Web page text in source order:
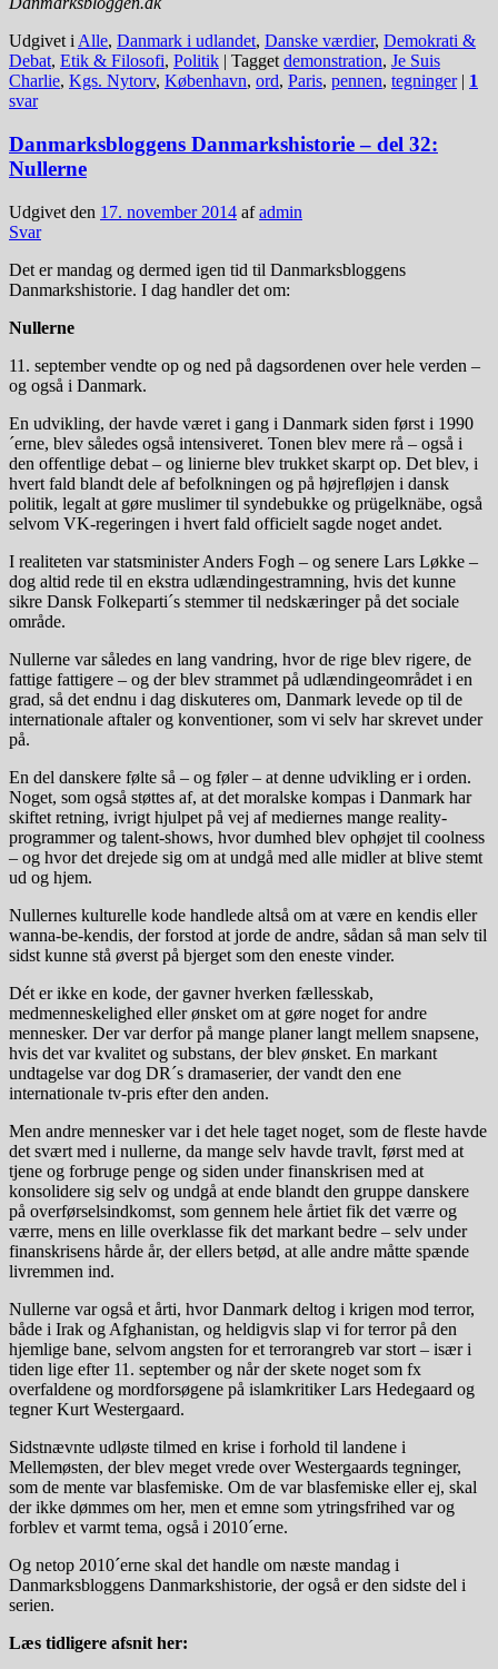
Udgivet i Alle, Danmark i udlandet, Danske værdier, Demokrati &
Debat, Etik & Filosofi, Politik | Tagget demonstration, Je Suis
Charlie, Kgs. Nytorv, København, ord, Paris, pennen, tegninger | 1
svar
Danmarksbloggens Danmarkshistorie – del 32:
Nullerne
Udgivet den 17. november 2014 afadmin
Svar
Det er mandag og dermed igen tid til Danmarksbloggens
Danmarkshistorie. I dag handler det om:
Nullerne
11. september vendte op og ned på dagsordenen over hele verden –
og også i Danmark.
En udvikling, der havde været i gang i Danmark siden først i 1990
´erne, blev således også intensiveret. Tonen blev mere rå – også i
den offentlige debat – og linierne blev trukket skarpt op. Det blev, i
hvert fald blandt dele af befolkningen og på højrefløjen i dansk
politik, legalt at gøre muslimer til syndebukke og prügelknäbe, også
selvom VK-regeringen i hvert fald officielt sagde noget andet.
I realiteten var statsminister Anders Fogh – og senere Lars Løkke –
dog altid rede til en ekstra udlændingestramning, hvis det kunne
sikre Dansk Folkeparti´s stemmer til nedskæringer på det sociale
område.
Nullerne var således en lang vandring, hvor de rige blev rigere, de
fattige fattigere – og der blev strammet på udlændingeområdet i en
grad, så det endnu i dag diskuteres om, Danmark levede op til de
internationale aftaler og konventioner, som vi selv har skrevet under
på.
En del danskere følte så – og føler – at denne udvikling er i orden.
Noget, som også støttes af, at det moralske kompas i Danmark har
skiftet retning, ivrigt hjulpet på vej af mediernes mange reality-
programmer og talent-shows, hvor dumhed blev ophøjet til coolness
– og hvor det drejede sig om at undgå med alle midler at blive stemt
ud og hjem.
Nullernes kulturelle kode handlede altså om at være en kendis eller
wanna-be-kendis, der forstod at jorde de andre, sådan så man selv til
sidst kunne stå øverst på bjerget som den eneste vinder.
Dét er ikke en kode, der gavner hverken fællesskab,
medmenneskelighed eller ønsket om at gøre noget for andre
mennesker. Der var derfor på mange planer langt mellem snapsene,
hvis det var kvalitet og substans, der blev ønsket. En markant
undtagelse var dog DR´s dramaserier, der vandt den ene
internationale tv-pris efter den anden.
Men andre mennesker var i det hele taget noget, som de fleste havde
det svært med i nullerne, da mange selv havde travlt, først med at
tjene og forbruge penge og siden under finanskrisen med at
konsolidere sig selv og undgå at ende blandt den gruppe danskere
på overførselsindkomst, som gennem hele årtiet fik det værre og
værre, mens en lille overklasse fik det markant bedre – selv under
finanskrisens hårde år, der ellers betød, at alle andre måtte spænde
livremmen ind.
Nullerne var også et årti, hvor Danmark deltog i krigen mod terror,
både i Irak og Afghanistan, og heldigvis slap vi for terror på den
hjemlige bane, selvom angsten for et terrorangreb var stort – især i
tiden lige efter 11. september og når der skete noget som fx
overfaldene og mordforsøgene på islamkritiker Lars Hedegaard og
tegner Kurt Westergaard.
Sidstnævnte udløste tilmed en krise i forhold til landene i
Mellemøsten, der blev meget vrede over Westergaards tegninger,
som de mente var blasfemiske. Om de var blasfemiske eller ej, skal
der ikke dømmes om her, men et emne som ytringsfrihed var og
forblev et varmt tema, også i 2010´erne.
Og netop 2010´erne skal det handle om næste mandag i
Danmarksbloggens Danmarkshistorie, der også er den sidste del i
serien.
Læs tidligere afsnit her: